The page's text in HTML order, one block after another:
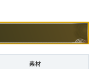
素材